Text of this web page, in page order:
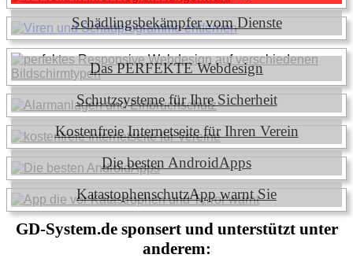
Schädlingsbekämpfer vom Dienste
Das PERFEKTE Webdesign
Schutzsysteme für Ihre Sicherheit
Kostenfreie Internetseite für Ihren Verein
Die besten AndroidApps
KatastophenschutzApp warnt Sie
GD-System.de sponsert und unterstützt unter
anderem: